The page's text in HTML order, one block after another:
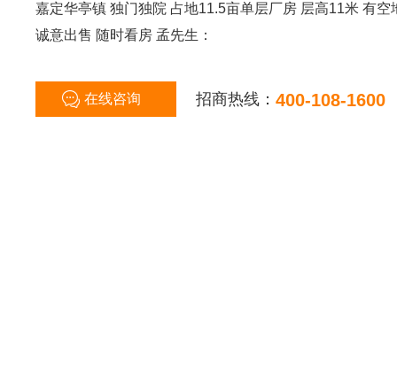
嘉定华亭镇 独门独院 占地11.5亩单层厂房 层高11米 有
诚意出售 随时看房 孟先生：
在线咨询 招商热线： 400-108-1600